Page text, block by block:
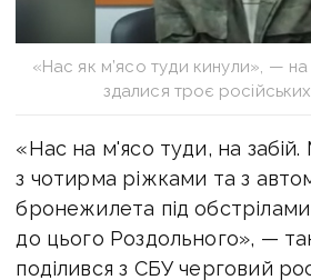
«Нас як м’ясо туди кинули», —
здалися троє російських
«Нас на м'ясо туди, на
з чотирма ріжками та з
бронежилета під
до цього Роздольного», —
поділився з СБУ черговий